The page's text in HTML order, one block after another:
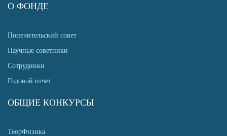
О ФОНДЕ
Попечительский совет
Научные советники
Сотрудники
Годовой отчет
ОБЩИЕ КОНКУРСЫ
ТеорФизика